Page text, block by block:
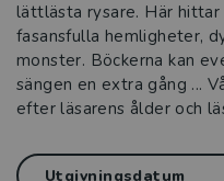
lättlästa rysare. Här
fasansfulla hemligheter,
monster. Böckerna kan
sängen en extra gång ...
efter läsarens ålder och